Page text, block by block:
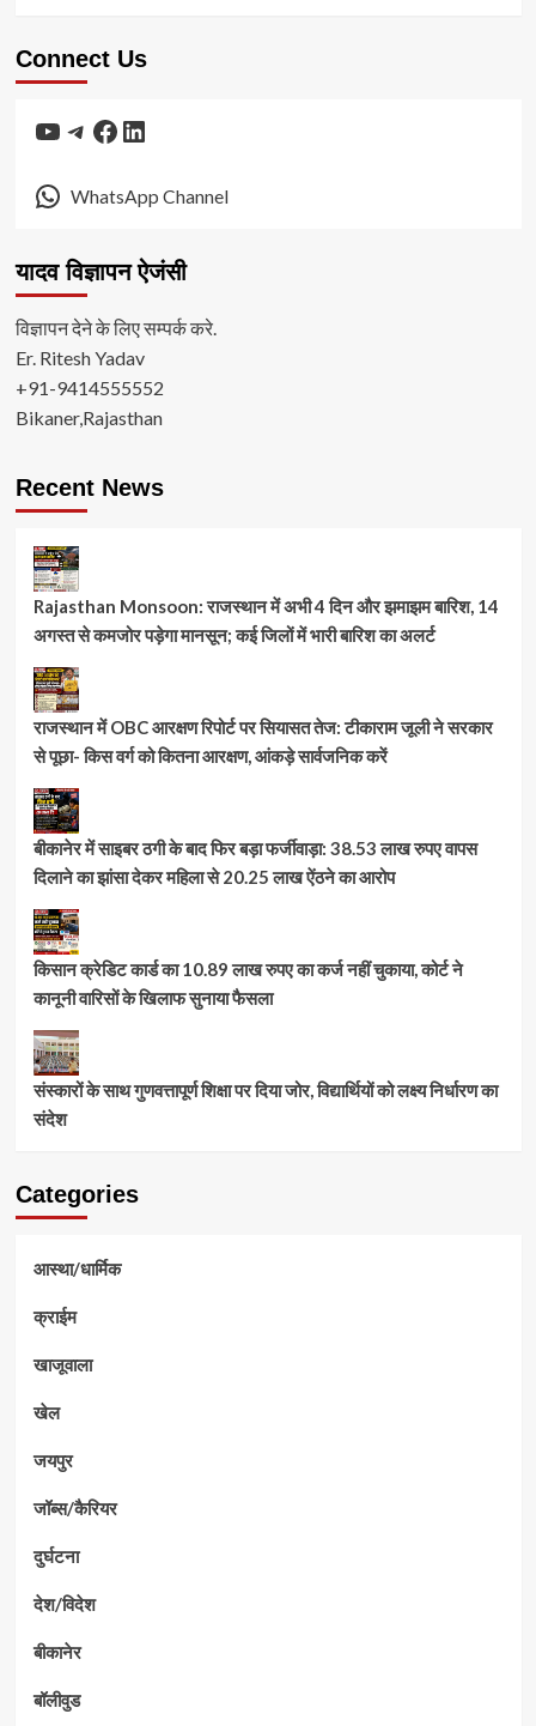
Connect Us
YouTube
Telegram
Facebook
LinkedIn
WhatsApp Channel
यादव विज्ञापन ऐजंसी
विज्ञापन देने के लिए सम्पर्क करे.
Er. Ritesh Yadav
+91-9414555552
Bikaner,Rajasthan
Recent News
Rajasthan Monsoon: राजस्थान में अभी 4 दिन और झमाझम बारिश, 14
अगस्त से कमजोर पड़ेगा मानसून; कई जिलों में भारी बारिश का अलर्ट
राजस्थान में OBC आरक्षण रिपोर्ट पर सियासत तेज: टीकाराम जूली ने सरकार
से पूछा- किस वर्ग को कितना आरक्षण, आंकड़े सार्वजनिक करें
बीकानेर में साइबर ठगी के बाद फिर बड़ा फर्जीवाड़ा: 38.53 लाख रुपए वापस
दिलाने का झांसा देकर महिला से 20.25 लाख ऐंठने का आरोप
किसान क्रेडिट कार्ड का 10.89 लाख रुपए का कर्ज नहीं चुकाया, कोर्ट ने
कानूनी वारिसों के खिलाफ सुनाया फैसला
संस्कारों के साथ गुणवत्तापूर्ण शिक्षा पर दिया जोर, विद्यार्थियों को लक्ष्य निर्धारण का
संदेश
Categories
आस्था/धार्मिक
क्राईम
खाजूवाला
खेल
जयपुर
जॉब्स/कैरियर
दुर्घटना
देश/विदेश
बीकानेर
बॉलीवुड